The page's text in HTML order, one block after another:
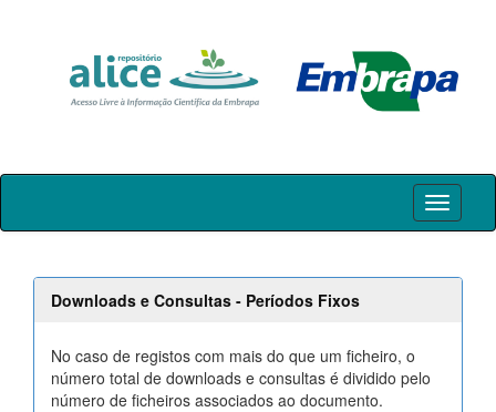
Skip
Downloads e Consultas - Períodos Fixos
No caso de registos com mais do que um ficheiro, o
número total de downloads e consultas é dividido pelo
número de ficheiros associados ao documento.